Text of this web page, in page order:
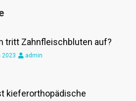
tritt Zahnfleischbluten auf?
2023 admin
kieferorthopädische